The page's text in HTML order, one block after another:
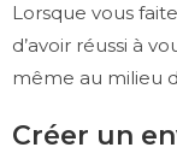
Lorsque vous
d’avoir réussi à
même au milieu
Créer un